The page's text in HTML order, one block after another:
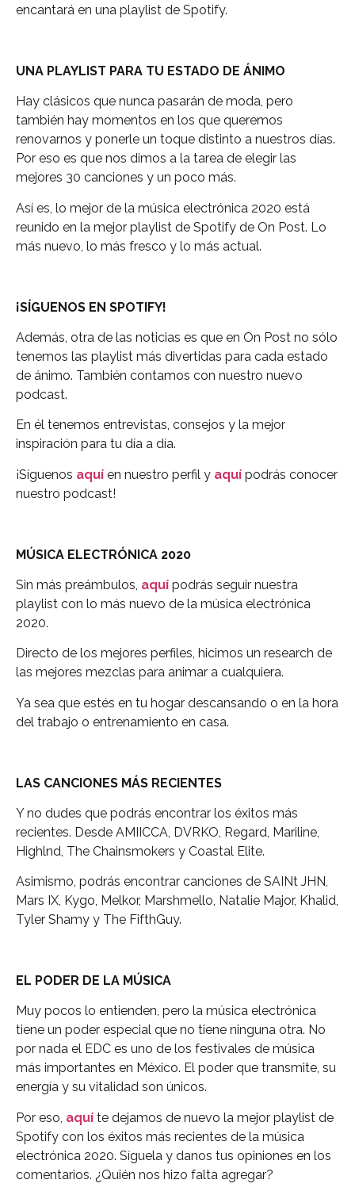
encantará en una playlist de Spotify.
UNA PLAYLIST PARA TU ESTADO DE ÁNIMO
Hay clásicos que nunca pasarán de moda, pero
también hay momentos en los que queremos
renovarnos y ponerle un toque distinto a nuestros días.
Por eso es que nos dimos a la tarea de elegir las
mejores 30 canciones y un poco más.
Así es, lo mejor de la música electrónica 2020 está
reunido en la mejor playlist de Spotify de On Post. Lo
más nuevo, lo más fresco y lo más actual.
¡SÍGUENOS EN SPOTIFY!
Además, otra de las noticias es que en On Post no sólo
tenemos las playlist más divertidas para cada estado
de ánimo. También contamos con nuestro nuevo
podcast.
En él tenemos entrevistas, consejos y la mejor
inspiración para tu día a día.
¡Síguenos aquí en nuestro perfil y aquí podrás conocer
nuestro podcast!
MÚSICA ELECTRÓNICA 2020
Sin más preámbulos, aquí podrás seguir nuestra
playlist con lo más nuevo de la música electrónica
2020.
Directo de los mejores perfiles, hicimos un research de
las mejores mezclas para animar a cualquiera.
Ya sea que estés en tu hogar descansando o en la hora
del trabajo o entrenamiento en casa.
LAS CANCIONES MÁS RECIENTES
Y no dudes que podrás encontrar los éxitos más
recientes. Desde AMIICCA, DVRKO, Regard, Mariline,
Highlnd, The Chainsmokers y Coastal Elite.
Asimismo, podrás encontrar canciones de SAINt JHN,
Mars IX, Kygo, Melkor, Marshmello, Natalie Major, Khalid,
Tyler Shamy y The FifthGuy.
EL PODER DE LA MÚSICA
Muy pocos lo entienden, pero la música electrónica
tiene un poder especial que no tiene ninguna otra. No
por nada el EDC es uno de los festivales de música
más importantes en México. El poder que transmite, su
energía y su vitalidad son únicos.
Por eso, aquí te dejamos de nuevo la mejor playlist de
Spotify con los éxitos más recientes de la música
electrónica 2020. Síguela y danos tus opiniones en los
comentarios. ¿Quién nos hizo falta agregar?